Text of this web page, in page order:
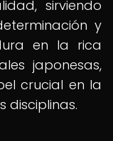
sirviendo
y
en la rica
japonesas,
crucial en la
disciplinas.